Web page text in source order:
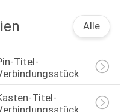
Alle
Titel-
Titel-